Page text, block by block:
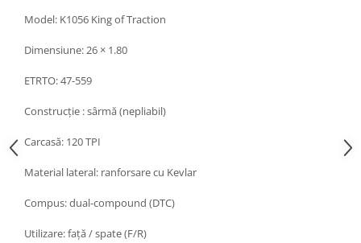
Model: K1056 King of Traction
Dimensiune: 26 × 1.80
ETRTO: 47-559
Construcție : sârmă (nepliabil)
Carcasă: 120 TPI
Material lateral: ranforsare cu Kevlar
Compus: dual-compound (DTC)
Utilizare: față / spate (F/R)